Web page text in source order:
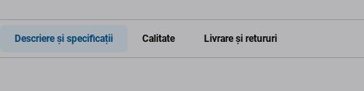
Descriere și specificații Calitate Livrare și retururi